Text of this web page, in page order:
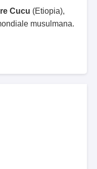
Cucu (Etiopia),
musulmana.